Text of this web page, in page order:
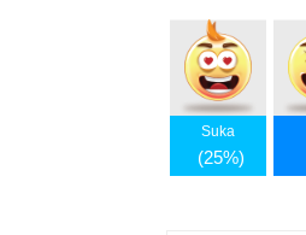
Suka
(25%)